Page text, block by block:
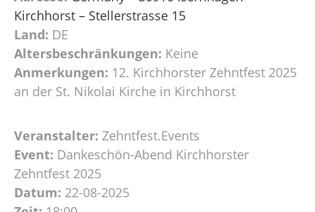
Kirchhorst – Stellerstrasse 15
Land: DE
Altersbeschränkungen: Keine
Anmerkungen: 12. Kirchhorster Zehntfest 2025
an der St. Nikolai Kirche in Kirchhorst
Veranstalter: Zehntfest.Events
Event: Dankeschön-Abend Kirchhorster
Zehntfest 2025
Datum: 22-08-2025